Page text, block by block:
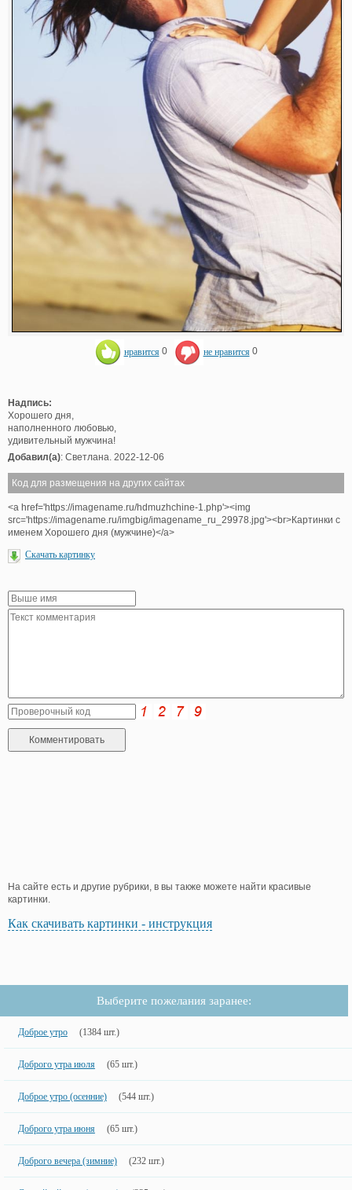
нравится 0 не нравится 0
Надпись:
Хорошего дня,
наполненного любовью,
удивительный мужчина!
Добавил(а): Светлана. 2022-12-06
Код для размещения на других сайтах
<a href='https://imagename.ru/hdmuzhchine-1.php'><img
src='https://imagename.ru/imgbig/imagename_ru_29978.jpg'><br>Картинки с
именем Хорошего дня (мужчине)</a>
Скачать картинку
На сайте есть и другие рубрики, в вы также можете найти красивые
картинки.
Как скачивать картинки - инструкция
Выберите пожелания заранее:
Доброе утро (1384 шт.)
Доброго утра июля (65 шт.)
Доброе утро (осенние) (544 шт.)
Доброго утра июня (65 шт.)
Доброго вечера (зимние) (232 шт.)